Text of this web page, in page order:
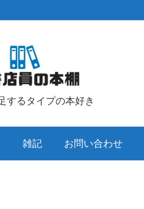
するタイプの本好き
雑記 お問い合わせ